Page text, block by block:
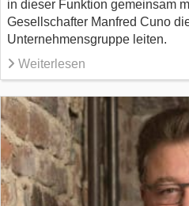
in dieser Funktion gemeinsam
Gesellschafter Manfred Cuno
Unternehmensgruppe leiten.
Weiterlesen